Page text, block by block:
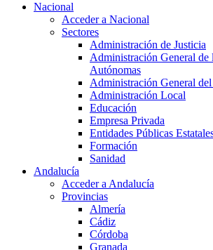
Nacional
Acceder a Nacional
Sectores
Administración de Justicia
Administración General de
Autónomas
Administración General
Administración Local
Educación
Empresa Privada
Entidades Públicas
Formación
Sanidad
Andalucía
Acceder a Andalucía
Provincias
Almería
Cádiz
Córdoba
Granada